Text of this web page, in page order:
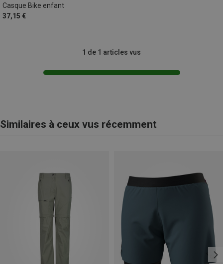
Casque Bike enfant
37,15 €
1 de 1 articles vus
Similaires à ceux vus récemment